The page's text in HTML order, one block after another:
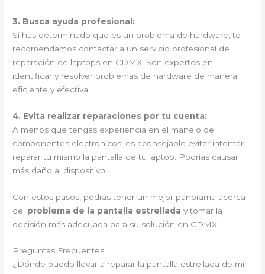
3. Busca ayuda profesional:
Si has determinado que es un problema de hardware, te
recomendamos contactar a un servicio profesional de
reparación de laptops en CDMX. Son expertos en
identificar y resolver problemas de hardware de manera
eficiente y efectiva.
4. Evita realizar reparaciones por tu cuenta:
A menos que tengas experiencia en el manejo de
componentes electrónicos, es aconsejable evitar intentar
reparar tú mismo la pantalla de tu laptop. Podrías causar
más daño al dispositivo.
Con estos pasos, podrás tener un mejor panorama acerca
del problema de la pantalla estrellada y tomar la
decisión más adecuada para su solución en CDMX.
Preguntas Frecuentes
¿Dónde puedo llevar a reparar la pantalla estrellada de mi